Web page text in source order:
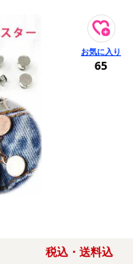
65
税込・送料込